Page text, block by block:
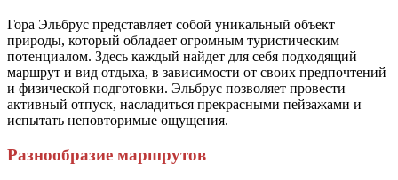
Гора Эльбрус представляет собой уникальный объект
природы, который обладает огромным туристическим
потенциалом. Здесь каждый найдет для себя подходящий
маршрут и вид отдыха, в зависимости от своих предпочтений
и физической подготовки. Эльбрус позволяет провести
активный отпуск, насладиться прекрасными пейзажами и
испытать неповторимые ощущения.
Разнообразие маршрутов